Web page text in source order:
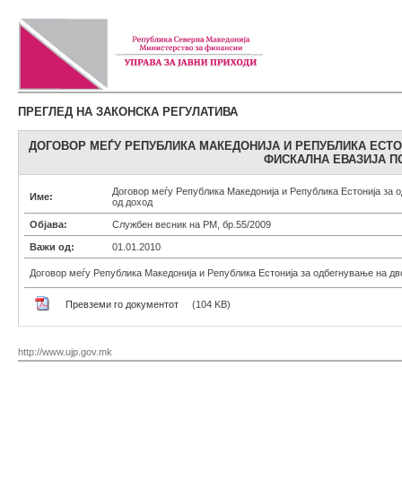
ПРЕГЛЕД НА ЗАКОНСКА РЕГУЛАТИВА
ДОГОВОР МЕЃУ РЕПУБЛИКА МАКЕДОНИЈА И РЕПУБЛИКА
ФИСКАЛНА ЕВАЗИЈА
Име:
Договор меѓу Република Македонија и Република Естонија
од доход
Објава: Службен весник на РМ, бр.55/2009
Важи од: 01.01.2010
Договор меѓу Република Македонија и Република Естонија за одбегнување на
Превземи го документот (104 KB)
http://www.ujp.gov.mk